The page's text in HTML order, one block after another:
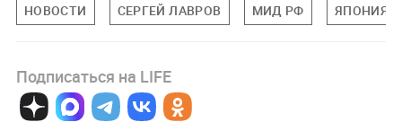
НОВОСТИ СЕРГЕЙ ЛАВРОВ МИД РФ ЯПОНИЯ
Подписаться на LIFE